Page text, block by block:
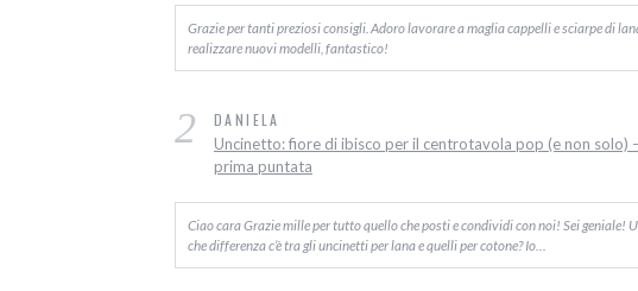
Grazie per tanti preziosi consigli. Adoro lavorare a maglia cappelli e sciarpe di
realizzare nuovi modelli, fantastico!
2 DANIELA
Uncinetto: fiore di ibisco per il centrotavola pop (e non solo)
prima puntata
Ciao cara Grazie mille per tutto quello che posti e condividi con noi! Sei geniale!
che differenza c’è tra gli uncinetti per lana e quelli per cotone? Io…